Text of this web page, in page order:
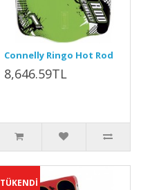
Connelly Ringo Hot Rod
8,646.59TL
TÜKENDİ